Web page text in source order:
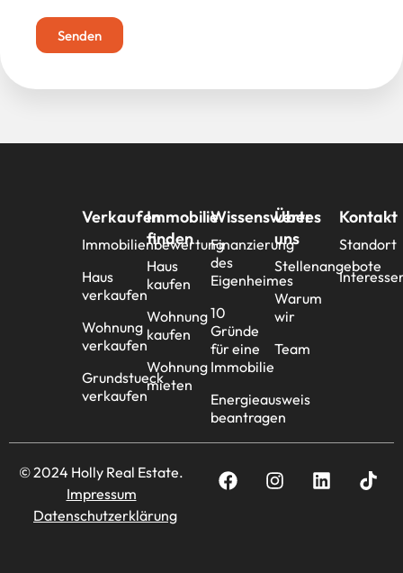
Senden
Verkaufen
Immobilienbewertung
Haus
verkaufen
Wohnung
verkaufen
Grundstueck
verkaufen
Immobilie
finden
Haus
kaufen
Wohnung
kaufen
Wohnung
mieten
Wissenswertes
Finanzierung
des
Eigenheimes
10
Gründe
für eine
Immobilie
Energieausweis
beantragen
Über
uns
Stellenangebote
Warum
wir
Team
Kontakt
Standort
© 2024 Holly Real Estate.
Impressum
Datenschutzerklärung